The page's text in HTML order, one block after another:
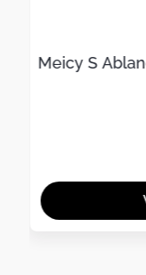
Meicy S